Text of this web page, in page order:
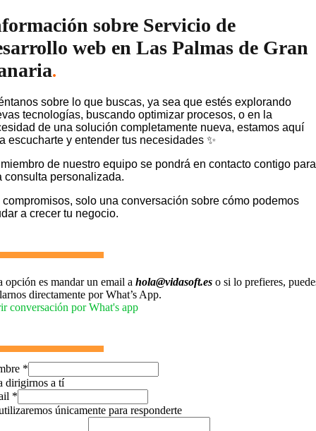
sobre Servicio de
web en Las Palmas de Gran
.
sobre lo que buscas, ya sea que estés explorando
tecnologías, buscando optimizar procesos, o en la
de una solución completamente nueva, estamos aquí
escucharte y entender tus necesidades ✨
de nuestro equipo se pondrá en contacto contigo para
consulta personalizada.
compromisos, solo una conversación sobre cómo podemos
a crecer tu negocio.
opción es mandar un email a hola@vidasoft.es o si lo prefieres,
directamente por What’s App.
conversación por What's app
*
dirigirnos a tí
*
únicamente para responderte